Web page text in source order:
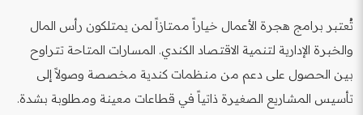
تُعتبر برامج هجرة الأعمال خياراً ممتازاً لمن يمتلكون رأس المال
والخبرة الإدارية لتنمية الاقتصاد الكندي. المسارات المتاحة تتراوح
بين الحصول على دعم من منظمات كندية مخصصة وصولاً إلى
تأسيس المشاريع الصغيرة ذاتياً في قطاعات معينة ومطلوبة بشدة.